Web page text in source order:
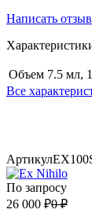
Написать отзыв
Объем 7.5 мл,
Все
Артикул
По запросу
26 000 ₽0 ₽